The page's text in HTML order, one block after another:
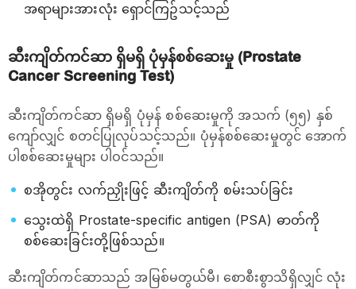
အရာများအားလုံး ရှောင်ကြဥ်သင့်သည်
ဆီးကျိတ်ကင်ဆာ ရှိမရှိ ပုံမှန်စစ်ဆေးမှု (Prostate
Cancer Screening Test)
ဆီးကျိတ်ကင်ဆာ ရှိမရှိ ပုံမှန် စစ်ဆေးမှုကို အသက် (၅၅) နှစ်
ကျော်လျှင် စတင်ပြုလုပ်သင့်သည်။ ပုံမှန်စစ်ဆေးမှုတွင် အောက်
ပါစစ်ဆေးမှုများ ပါဝင်သည်။
စအိုတွင်း လက်ညှိုးဖြင့် ဆီးကျိတ်ကို စမ်းသပ်ခြင်း
သွေးထဲရှိ Prostate-specific antigen (PSA) ဓာတ်ကို
စစ်ဆေးခြင်းတို့ဖြစ်သည်။
ဆီးကျိတ်ကင်ဆာသည် အမြစ်မတွယ်မီ၊ စောစီးစွာသိရှိလျှင် လုံး